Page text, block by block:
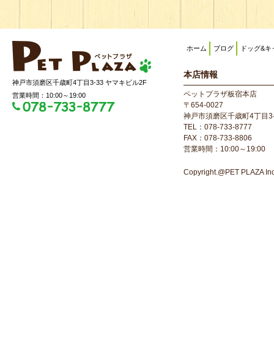
神戸市須磨区千歳町4丁目3-33 ヤマキビル2F
営業時間：10:00～19:00
ホーム ブログ ドッグ&キ
本店情報
ペットプラザ板宿本店
〒654-0027
神戸市須磨区千歳町4丁目
TEL：078-733-8777
FAX：078-733-8806
営業時間：10:00～19:00
Copyright.@PET PLAZA